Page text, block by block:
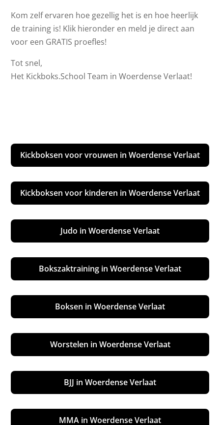
Kom zelf ervaren hoe gezellig het is en hoe heerlijk
de training is! Klik hieronder en meld je direct aan
voor een GRATIS proefles!
Tot snel,
Het Kickboks.School Team in Woerdense Verlaat!
Kickboksen voor vrouwen in Woerdense Verlaat
Kickboksen voor kinderen in Woerdense Verlaat
Judo in Woerdense Verlaat
Bokszaktraining in Woerdense Verlaat
Boksen in Woerdense Verlaat
Worstelen in Woerdense Verlaat
BJJ in Woerdense Verlaat
MMA in Woerdense Verlaat